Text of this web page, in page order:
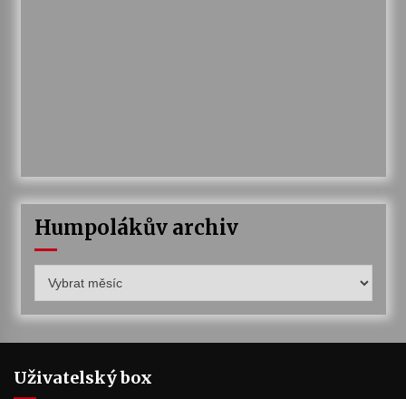
Humpolákův archiv
archiv
Uživatelský box